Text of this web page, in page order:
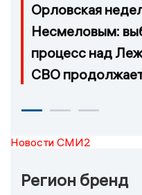
Орловская
Несмеловым:
процесс над
СВО
Новости СМИ2
Регион бренд